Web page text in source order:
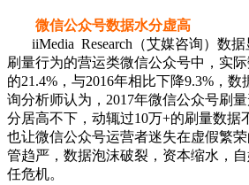
微信公众号数据水分虚高
iiMedia Research（艾媒咨询）数据
刷量行为的营运类微信公众号中，实
的21.4%，与2016年相比下降9.3%，
询分析师认为，2017年微信公众号刷
分居高不下，动辄过10万+的刷量数据
也让微信公众号运营者迷失在虚假繁
管趋严，数据泡沫破裂，资本缩水，
任危机。